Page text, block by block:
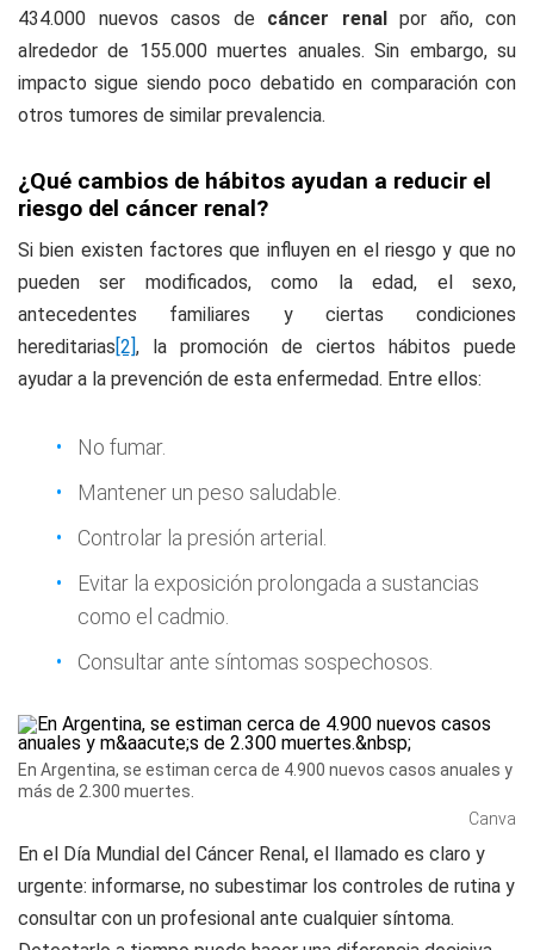
434.000 nuevos casos de cáncer renal por año, con
alrededor de 155.000 muertes anuales. Sin embargo, su
impacto sigue siendo poco debatido en comparación con
otros tumores de similar prevalencia.
¿Qué cambios de hábitos ayudan a reducir el
riesgo del cáncer renal?
Si bien existen factores que influyen en el riesgo y que no
pueden ser modificados, como la edad, el sexo,
antecedentes familiares y ciertas condiciones
hereditarias[2], la promoción de ciertos hábitos puede
ayudar a la prevención de esta enfermedad. Entre ellos:
No fumar.
Mantener un peso saludable.
Controlar la presión arterial.
Evitar la exposición prolongada a sustancias
como el cadmio.
Consultar ante síntomas sospechosos.
En Argentina, se estiman cerca de 4.900 nuevos casos anuales y
más de 2.300 muertes.
Canva
En el Día Mundial del Cáncer Renal, el llamado es claro y
urgente: informarse, no subestimar los controles de rutina y
consultar con un profesional ante cualquier síntoma.